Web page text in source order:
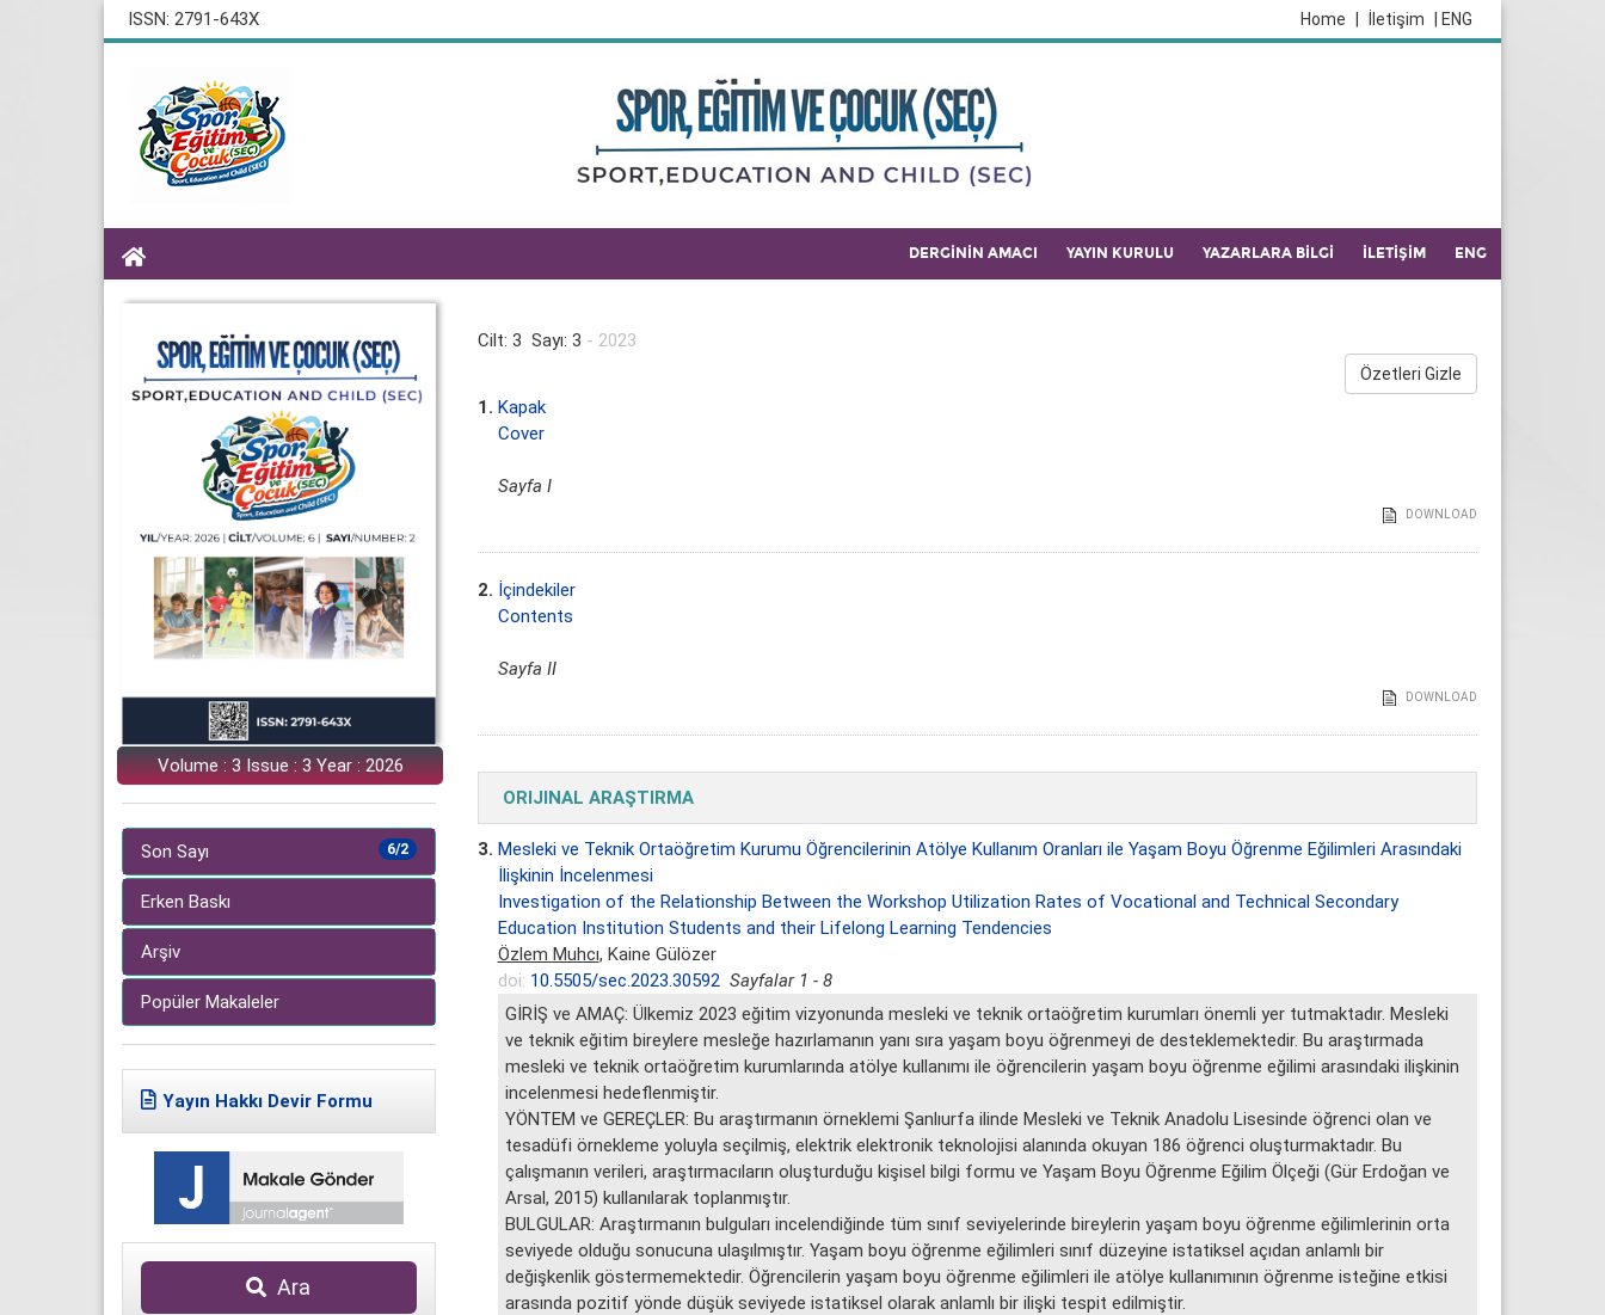
ISSN: 2791-643X | ENG
İletişim
Home
DERGİNİN AMACI YAYIN KURULU YAZARLARA BİLGİ İLETİŞİM ENG
Volume : 3 Issue : 3 Year : 2026
6/2
Son Sayı
Erken Baskı
Arşiv
Popüler Makaleler
Yayın Hakkı Devir Formu
Ara
Cilt: 3 Sayı: 3 - 2023
Özetleri Gizle
1. Kapak
Cover
Sayfa I
DOWNLOAD
2. İçindekiler
Contents
Sayfa II
DOWNLOAD
ORIJINAL ARAŞTIRMA
3. Mesleki ve Teknik Ortaöğretim Kurumu Öğrencilerinin Atölye Kullanım Oranları ile Yaşam Boyu Öğrenme Eğilimleri Arasındaki
İlişkinin İncelenmesi
Investigation of the Relationship Between the Workshop Utilization Rates of Vocational and Technical Secondary
Education Institution Students and their Lifelong Learning Tendencies
Özlem Muhcı, Kaine Gülözer
doi: 10.5505/sec.2023.30592 Sayfalar 1 - 8
GİRİŞ ve AMAÇ: Ülkemiz 2023 eğitim vizyonunda mesleki ve teknik ortaöğretim kurumları önemli yer tutmaktadır. Mesleki
ve teknik eğitim bireylere mesleğe hazırlamanın yanı sıra yaşam boyu öğrenmeyi de desteklemektedir. Bu araştırmada
mesleki ve teknik ortaöğretim kurumlarında atölye kullanımı ile öğrencilerin yaşam boyu öğrenme eğilimi arasındaki ilişkinin
incelenmesi hedeflenmiştir.
YÖNTEM ve GEREÇLER: Bu araştırmanın örneklemi Şanlıurfa ilinde Mesleki ve Teknik Anadolu Lisesinde öğrenci olan ve
tesadüfi örnekleme yoluyla seçilmiş, elektrik elektronik teknolojisi alanında okuyan 186 öğrenci oluşturmaktadır. Bu
çalışmanın verileri, araştırmacıların oluşturduğu kişisel bilgi formu ve Yaşam Boyu Öğrenme Eğilim Ölçeği (Gür Erdoğan ve
Arsal, 2015) kullanılarak toplanmıştır.
BULGULAR: Araştırmanın bulguları incelendiğinde tüm sınıf seviyelerinde bireylerin yaşam boyu öğrenme eğilimlerinin orta
seviyede olduğu sonucuna ulaşılmıştır. Yaşam boyu öğrenme eğilimleri sınıf düzeyine istatiksel açıdan anlamlı bir
değişkenlik göstermemektedir. Öğrencilerin yaşam boyu öğrenme eğilimleri ile atölye kullanımının öğrenme isteğine etkisi
arasında pozitif yönde düşük seviyede istatiksel olarak anlamlı bir ilişki tespit edilmiştir.